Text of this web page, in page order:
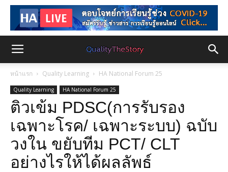
หน้าแรก Quality Learning HA National Forum 25
Quality Learning HA National Forum 25
ติวเข้ม PDSC(การรับรอง
เฉพาะโรค/ เฉพาะระบบ) ฉบับ
วงใน ขยับทีม PCT/ CLT
อย่างไรให้ได้ผลลัพธ์